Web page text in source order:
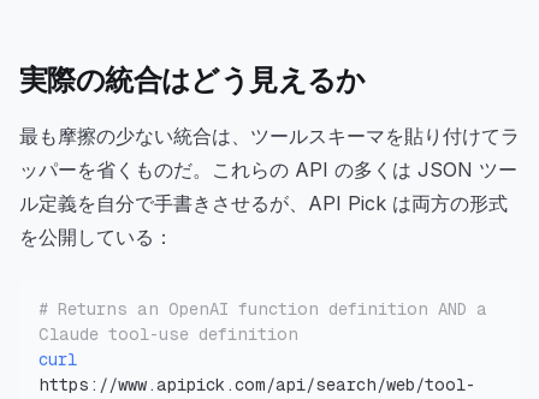
実際の統合はどう見えるか
最も摩擦の少ない統合は、ツールスキーマを貼り付けてラ
ッパーを省くものだ。これらの API の多くは JSON ツー
ル定義を自分で手書きさせるが、API Pick は両方の形式
を公開している：
# Returns an OpenAI function definition AND a
Claude tool-use definition
curl
https://www.apipick.com/api/search/web/tool-